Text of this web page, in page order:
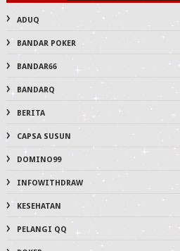
ADUQ
BANDAR POKER
BANDAR66
BANDARQ
BERITA
CAPSA SUSUN
DOMINO99
INFOWITHDRAW
KESEHATAN
PELANGI QQ